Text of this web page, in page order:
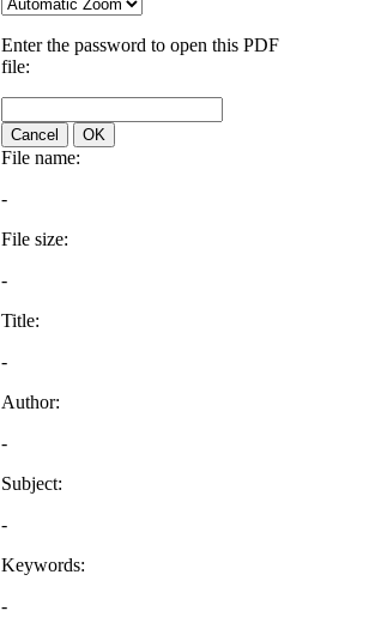
Enter the password to open this PDF
file:
Cancel OK
File name:
-
File size:
-
Title:
-
Author:
-
Subject:
-
Keywords:
-